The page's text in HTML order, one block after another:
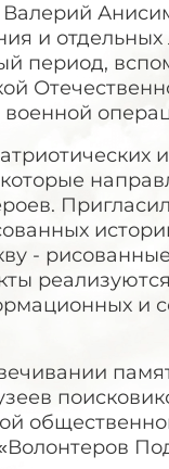
и отдельных
период,
-
и